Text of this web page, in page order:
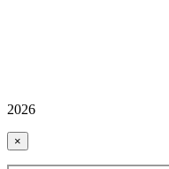
2026
×